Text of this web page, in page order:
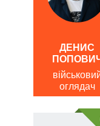
ДЕНИС
ПОПОВИЧ
оглядач